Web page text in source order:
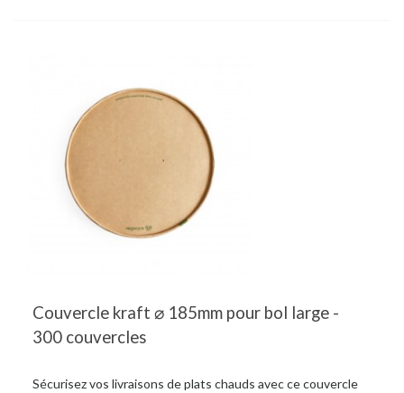
Couvercle kraft ⌀ 185mm pour bol large -
300 couvercles
Sécurisez vos livraisons de plats chauds avec ce couvercle